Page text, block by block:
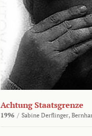
Achtung Staatsgrenze
1996 / Sabine Derflinger,